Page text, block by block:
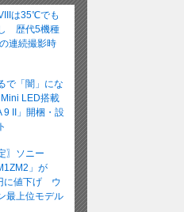
は35℃でも
歴代5機種
連続撮影時
で「闇」にな
LED搭載
9 II」開梱・設
〗ソニー
」が
に値下げ ウ
最上位モデル